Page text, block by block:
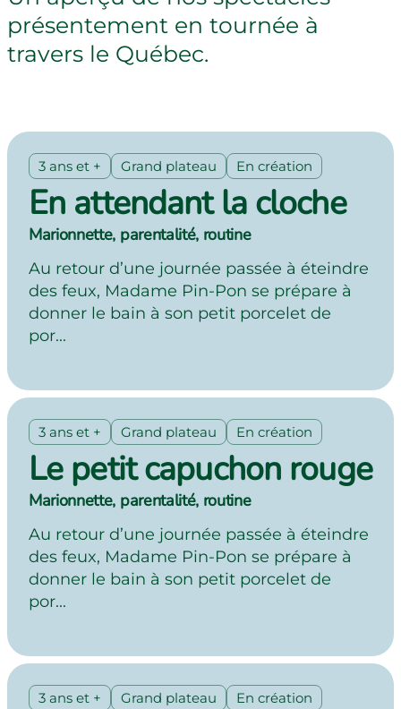
Contact us
présentement en tournée à
travers le Québec.
3 ans et + Grand plateau En création
En attendant la cloche
Marionnette, parentalité, routine
Au retour d’une journée passée à éteindre
des feux, Madame Pin-Pon se prépare à
donner le bain à son petit porcelet de
por...
3 ans et + Grand plateau En création
Le petit capuchon rouge
Marionnette, parentalité, routine
Au retour d’une journée passée à éteindre
des feux, Madame Pin-Pon se prépare à
donner le bain à son petit porcelet de
por...
3 ans et + Grand plateau En création